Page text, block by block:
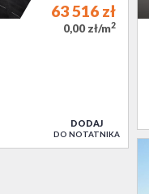
63 516 zł
0,00 zł/m2
DODAJ
DO NOTATNIKA